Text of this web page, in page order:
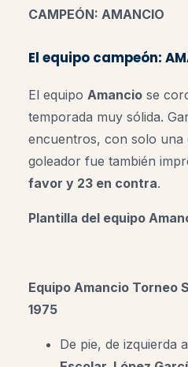
CAMPEÓN: AMANCIO
El equipo campeón:
El equipo Amancio se
temporada muy sólida.
encuentros, con solo una
goleador fue también
favor y 23 en contra.
Plantilla del equipo
Equipo Amancio Torneo
1975
De pie, de izquierda